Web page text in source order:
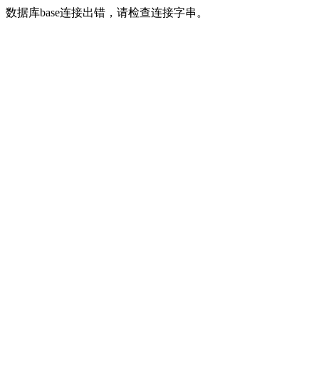
数据库base连接出错，请检查连接字串。